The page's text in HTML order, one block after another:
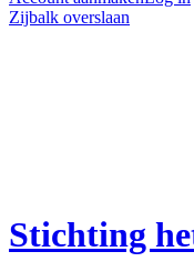
Zijbalk overslaan
Stichting